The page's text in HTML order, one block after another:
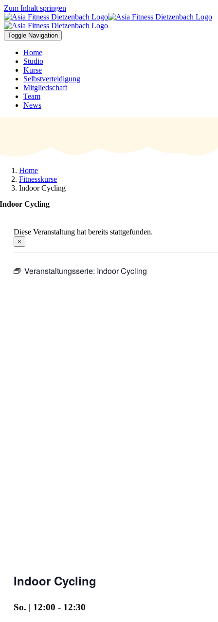
Zum Inhalt springen
Toggle Navigation
Home
Studio
Kurse
Selbstverteidigung
Mitgliedschaft
Team
News
Home
Fitnesskurse
Indoor Cycling
Indoor Cycling
Diese Veranstaltung hat bereits stattgefunden.
×
Veranstaltungsserie: Indoor Cycling
Indoor Cycling
So. | 12:00 - 12:30